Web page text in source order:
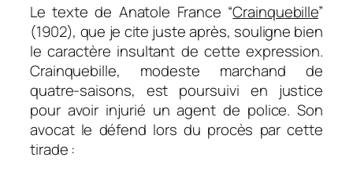
Le texte de Anatole France “Crainquebille”
(1902), que je cite juste après, souligne bien
le caractère insultant de cette expression.
Crainquebille, modeste marchand de
quatre-saisons, est poursuivi en justice
pour avoir injurié un agent de police. Son
avocat le défend lors du procès par cette
tirade :